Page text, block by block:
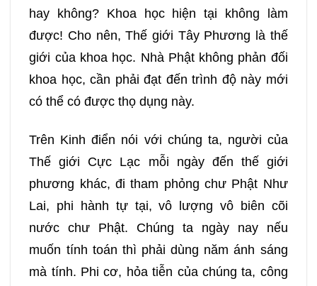
077 078 079 080
081 082 083 084
085 086 087
089 090 091 092
093 094 095 096
097 098 099 100
101 102 103 104
hay không? Khoa học hiện tại không làm
được! Cho nên, Thế giới Tây Phương là thế
giới của khoa học. Nhà Phật không phản đối
khoa học, cần phải đạt đến trình độ này mới
có thể có được thọ dụng này.
Trên Kinh điển nói với chúng ta, người của
Thế giới Cực Lạc mỗi ngày đến thế giới
phương khác, đi tham phỏng chư Phật Như
Lai, phi hành tự tại, vô lượng vô biên cõi
nước chư Phật. Chúng ta ngày nay nếu
muốn tính toán thì phải dùng năm ánh sáng
mà tính. Phi cơ, hỏa tiễn của chúng ta, công